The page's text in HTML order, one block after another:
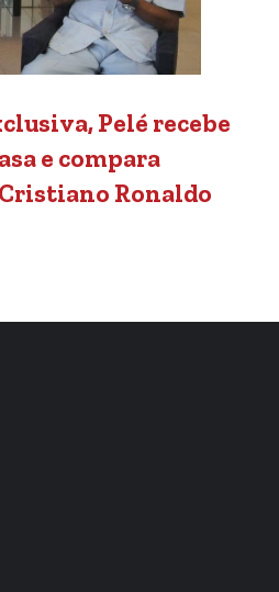
Pelé recebe
e compara
Ronaldo